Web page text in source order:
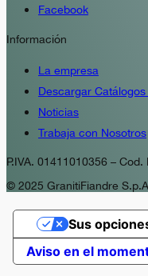
Facebook
Información
La empresa
Descargar
Noticias
Trabaja con Nosotros
P.IVA. 01411010356 –
© 2025 GranitiFiandre
Aviso en el
Sus